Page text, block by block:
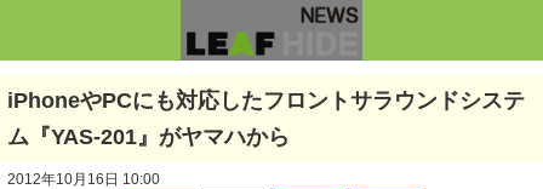
iPhoneやPCにも対応したフロントサラウンドシステ
ム『YAS-201』がヤマハから
2012年10月16日 10:00